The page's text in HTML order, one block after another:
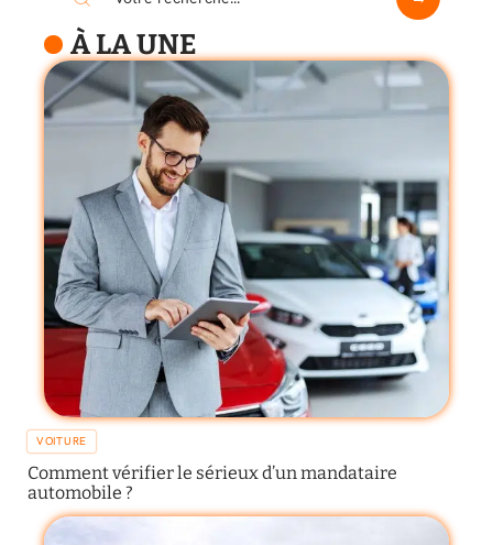
À LA UNE
VOITURE
Comment vérifier le sérieux d’un mandataire
automobile ?